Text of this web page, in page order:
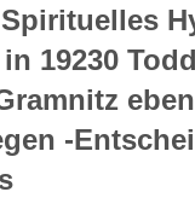
19230
-